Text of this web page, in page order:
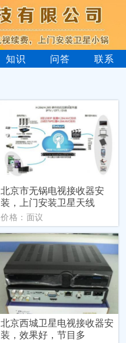
知识 问答 联系
北京市无锅电视接收器安
装，上门安装卫星天线
价格：面议
北京西城卫星电视接收器安
装，效果好，节目多